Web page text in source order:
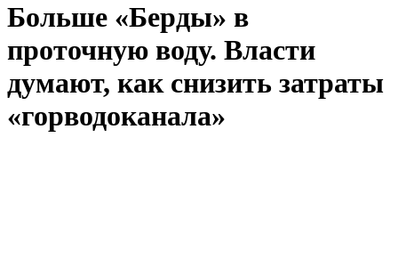
Больше «Берды» в
проточную воду. Власти
думают, как снизить затраты
«горводоканала»